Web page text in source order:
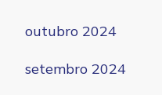
outubro 2024
setembro 2024